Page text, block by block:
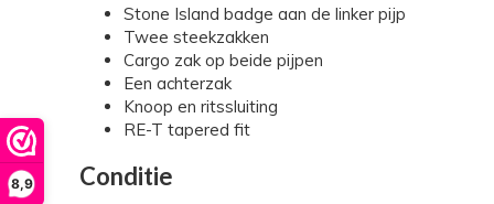
8,9
Stone Island badge aan de linker pijp
Twee steekzakken
Cargo zak op beide pijpen
Een achterzak
Knoop en ritssluiting
RE-T tapered fit
Conditie